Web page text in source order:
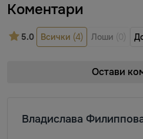
Коментари
5.0 Всички (4) Лоши (0)
Остави
Владислава